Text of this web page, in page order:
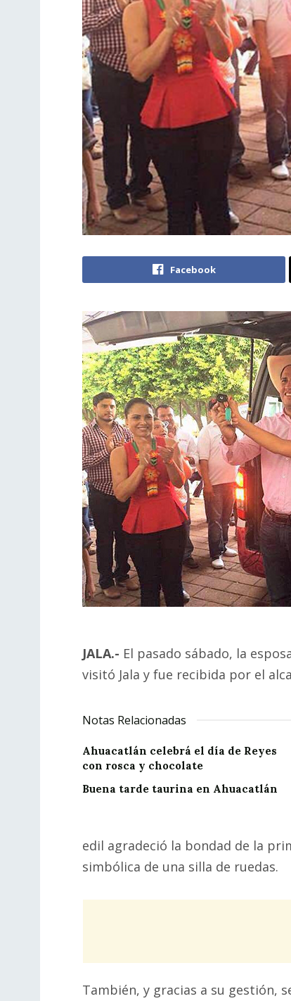
Facebook
JALA.- El pasado sábado, la
visitó Jala y fue recibida por el
Notas Relacionadas
Ahuacatlán celebrá el día de Reyes
con rosca y chocolate
Buena tarde taurina en Ahuacatlán
edil agradeció la bondad de la
simbólica de una silla de ruedas.
También, y gracias a su gestión,